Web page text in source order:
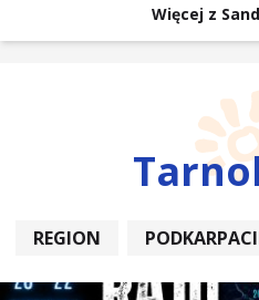
Więcej z
REGION